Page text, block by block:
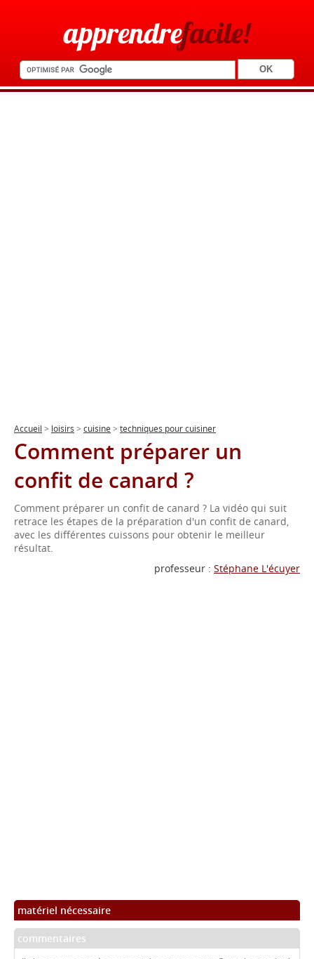
apprendrefacile!
Accueil > loisirs > cuisine > techniques pour cuisiner
Comment préparer un
confit de canard ?
Comment préparer un confit de canard ? La vidéo qui suit
retrace les étapes de la préparation d'un confit de canard,
avec les différentes cuissons pour obtenir le meilleur
résultat.
professeur : Stéphane L'écuyer
matériel nécessaire
commentaires